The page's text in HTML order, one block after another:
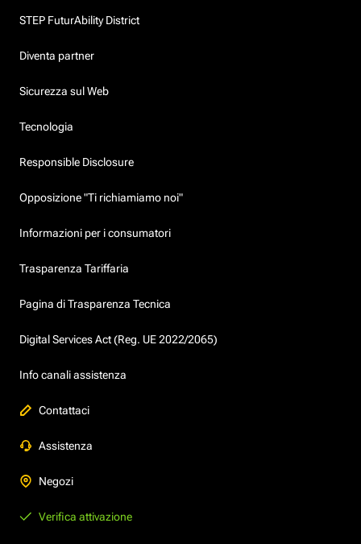
STEP FuturAbility District
Diventa partner
Sicurezza sul Web
Tecnologia
Responsible Disclosure
Opposizione "Ti richiamiamo noi"
Informazioni per i consumatori
Trasparenza Tariffaria
Pagina di Trasparenza Tecnica
Digital Services Act (Reg. UE 2022/2065)
Info canali assistenza
Contattaci
Assistenza
Negozi
Verifica attivazione